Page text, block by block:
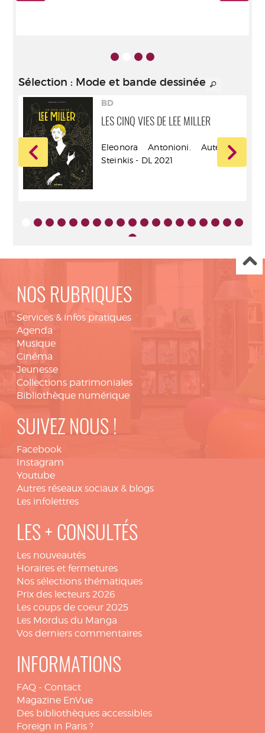
Sélection : Mode et bande dessinée
BD
LES CINQ VIES DE LEE MILLER
Eleonora Antonioni. Auteur -
Steinkis - DL 2021
NOS RUBRIQUES
Services & infos pratiques
Agenda
Musique
Cinéma
Jeunesse
Collections patrimoniales
Bibliothèque numérique
SUIVEZ NOUS !
Facebook
Instagram
Youtube
Autres réseaux sociaux & blogs
Les infolettres
LES + CONSULTÉS
Les nouveautés
Horaires et fermetures
Nos sélections thématiques
Prix des lecteurs 2026
Les coups de coeur 2025
Les Mordus du Manga
Vos derniers commentaires
INFORMATIONS
FAQ - Contact
Magazine EnVue
Des bibliothèques accessibles
Foreign in Paris ?